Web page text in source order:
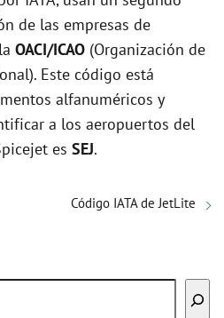
de las empresas de
OACI/ICAO (Organización de
Este código está
alfanuméricos y
a los aeropuertos del
es SEJ.
Código IATA de JetLite